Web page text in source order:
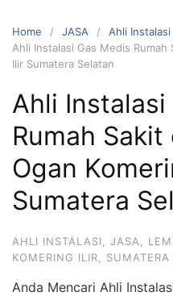
Home JASA
Ahli Instalasi
Ahli Instalasi Gas Medis
Ilir Sumatera Selatan
Ahli Instalasi
Rumah
Ogan
Sumatera
AHLI INSTALASI JASA
KOMERING ILIR
SUMATERA
Anda Mencari Ahli